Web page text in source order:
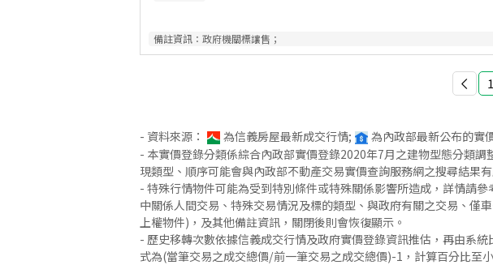
備註資訊： 政府機關標讓售；
1
- 資料來源： 為信義房屋最新成交行情; 為內政部最新公布的實
- 本實價登錄分類係綜合內政部實價登錄2020年7月之建物型態分類
現類型、順序可能會與內政部不動產交易實價查詢服務網之搜尋結果
- 特殊行情物件可能為受到特別條件或特殊關係影響所造成，詳情請
中關係人間交易、特殊交易情況及標的類型、與政府有關之交易、僅
上權物件)，及其他備註資訊，關閉後則會恢復顯示。
- 歷史移轉次數依據信義成交行情及政府實價登錄資訊推估，再由系
式為(當筆交易之成交總價/前一筆交易之成交總價)-1，計算百分比至